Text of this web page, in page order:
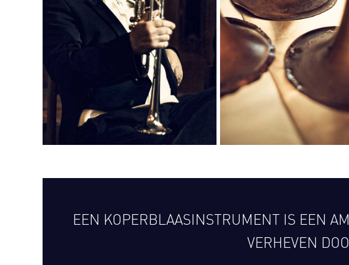
EEN KOPERBLAASINSTRUMENT IS EEN
VERHEVEN